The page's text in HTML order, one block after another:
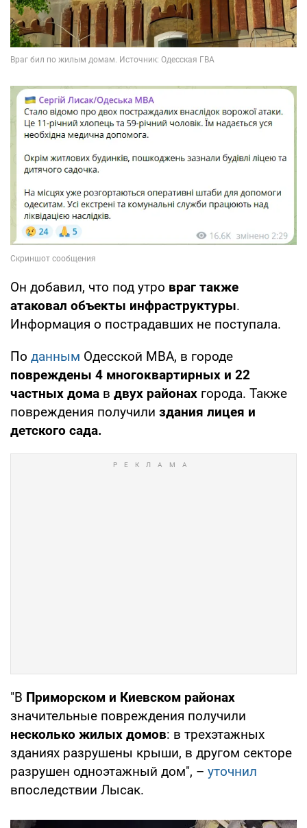
Он добавил, что под утро враг также
атаковал объекты инфраструктуры.
Информация о пострадавших не поступала.
По данным Одесской МВА, в городе
повреждены 4 многоквартирных и 22
частных дома в двух районах города. Также
повреждения получили здания лицея и
детского сада.
"В Приморском и Киевском районах
значительные повреждения получили
несколько жилых домов: в трехэтажных
зданиях разрушены крыши, в другом секторе
разрушен одноэтажный дом", – уточнил
впоследствии Лысак.